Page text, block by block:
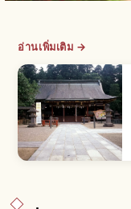
อ่านเพิ่มเติม →